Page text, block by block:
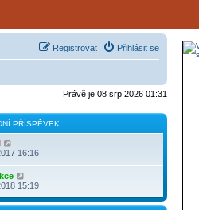
Přihlásit se
Registrovat
Právě je 08 srp 2026 01:31
PŘÍSPĚVEK
o
a
z
i
16:16
o
r
15:19